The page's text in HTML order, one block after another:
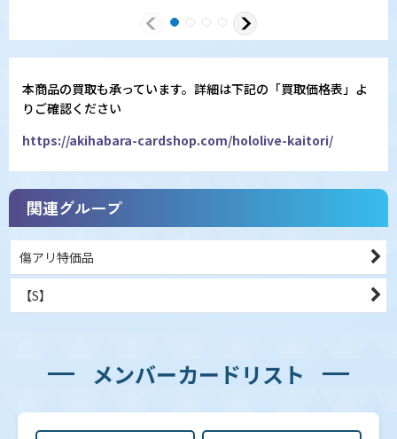
本商品の買取も承っています。詳細は下記の「買取価格表」よ
りご確認ください
https://akihabara-cardshop.com/hololive-kaitori/
関連グループ
傷アリ特価品
【S】
メンバーカードリスト